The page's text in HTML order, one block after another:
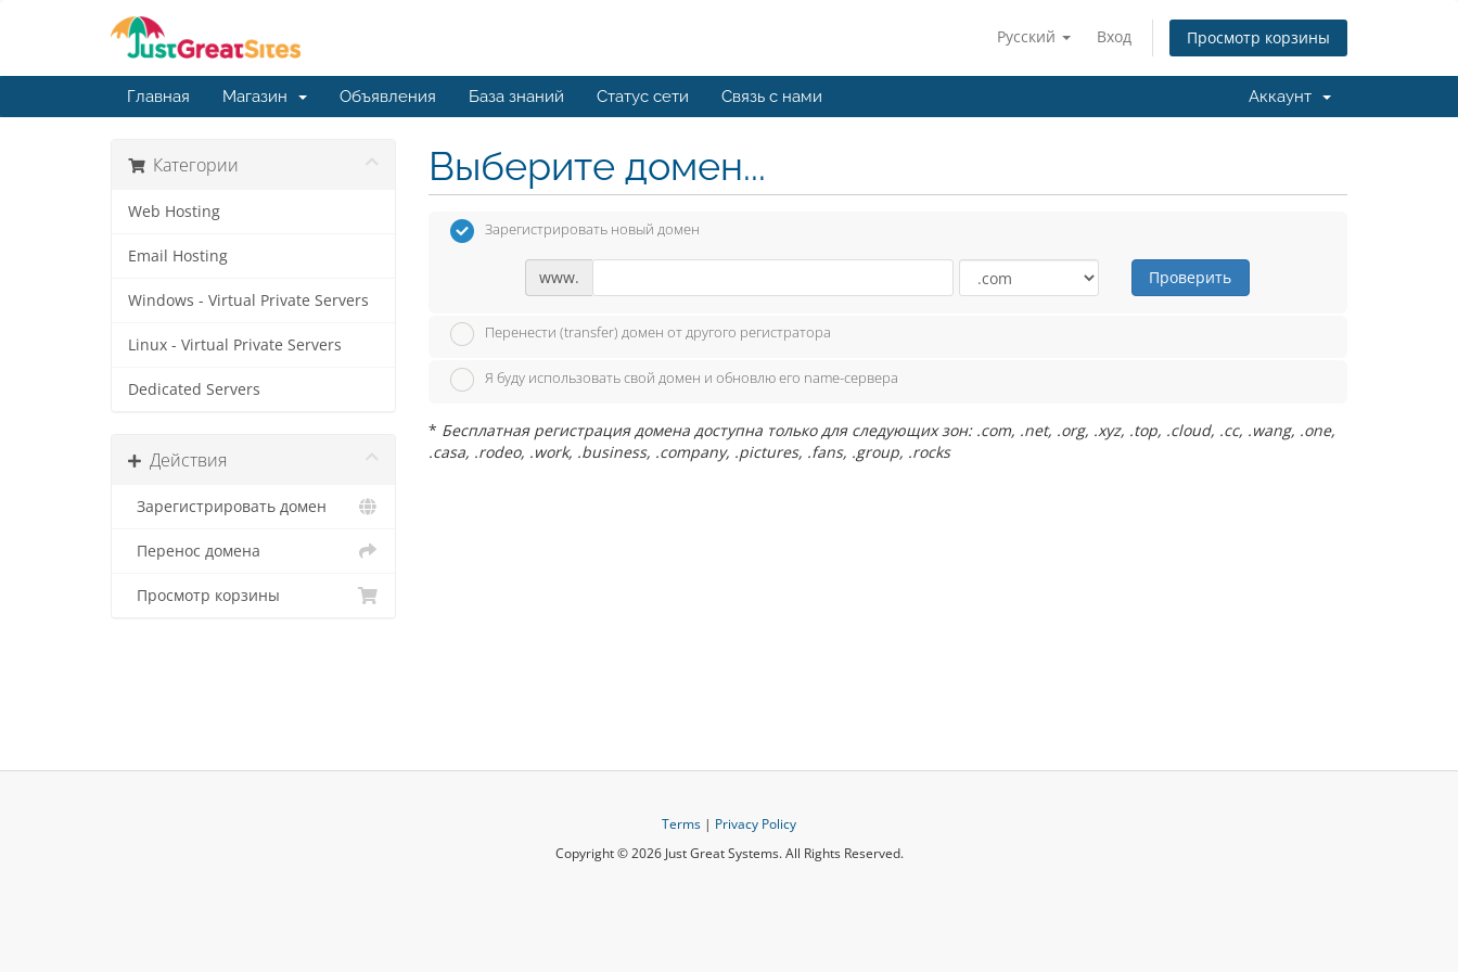
Русский Вход Просмотр корзины
Главная Магазин Объявления База знаний Статус сети Связь с нами Аккаунт
Категории
Web Hosting
Email Hosting
Windows - Virtual Private Servers
Linux - Virtual Private Servers
Dedicated Servers
Действия
Зарегистрировать домен
Перенос домена
Просмотр корзины
Выберите домен...
Зарегистрировать новый домен
www. Проверить
Перенести (transfer) домен от другого регистратора
Я буду использовать свой домен и обновлю его name-сервера
* Бесплатная регистрация домена доступна только для следующих зон: .com, .net, .org, .xyz, .top, .cloud, .cc, .wang, .one,
.casa, .rodeo, .work, .business, .company, .pictures, .fans, .group, .rocks
Terms | Privacy Policy
Copyright © 2026 Just Great Systems. All Rights Reserved.